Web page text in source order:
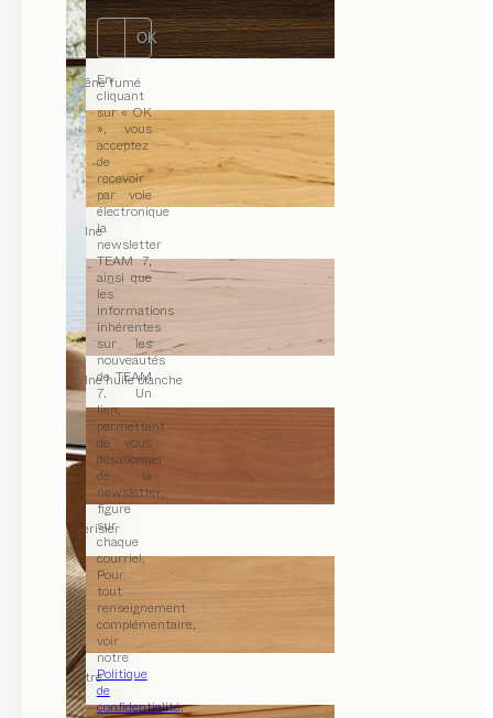
OK
En
cliquant
sur « OK
», vous
acceptez
de
recevoir
par voie
électronique
la
newsletter
TEAM 7,
ainsi que
les
informations
inhérentes
sur les
nouveautés
de TEAM
7. Un
lien,
permettant
de vous
désabonner
de la
newsletter,
figure
sur
chaque
courriel.
Pour
tout
renseignement
complémentaire,
voir
notre
Politique
de
confidentialité.
chêne fumé
aulne
aulne huile blanche
merisier
hêtre